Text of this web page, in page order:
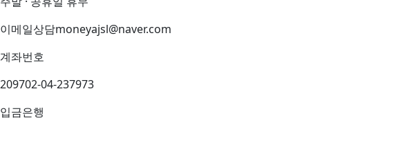
이메일상담moneyajsl@naver.com
계좌번호
209702-04-237973
입금은행